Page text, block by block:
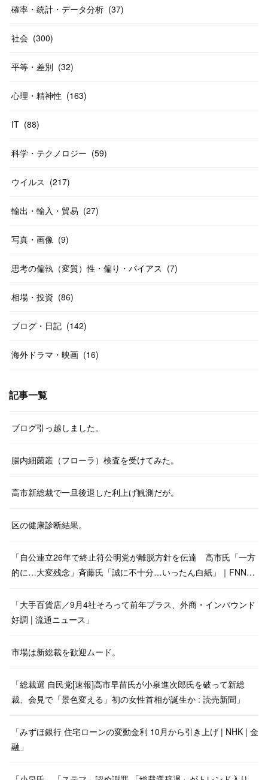
確率・統計・データ分析 (37)
社会 (300)
平等・差別 (32)
心理・精神性 (163)
IT (88)
科学・テクノロジー (59)
ウイルス (217)
輸出・輸入・貿易 (27)
写真・画像 (9)
思考の偏執（変質）性・偏り・バイアス (7)
相場・投資 (86)
ブログ・日記 (142)
海外ドラマ・映画 (16)
記事一覧
ブログ引っ越しました。
腸内細菌叢（フローラ）検査を受けてみた。
高市新総裁で一旦後退した利上げ観測だが。
区の健康診断結果。
「自公連立26年で終止符公明党が離脱方針を伝達 高市氏「一方
的に…大変残念」斉藤氏「誠に不十分…いったん白紙」｜FNN…
「大手百貨店／9月4社そろって前年プラス、外商・インバウンド
好調 | 流通ニュース」
市場は新総裁を歓迎ムード。
「総裁選 自民党[速報]高市早苗氏が小泉進次郎氏を破って新総
裁、会見で「景色変える」初の女性首相が誕生か : 読売新聞」
「みずほ銀行 住宅ローンの変動金利 10月から引き上げ | NHK | 金
融」